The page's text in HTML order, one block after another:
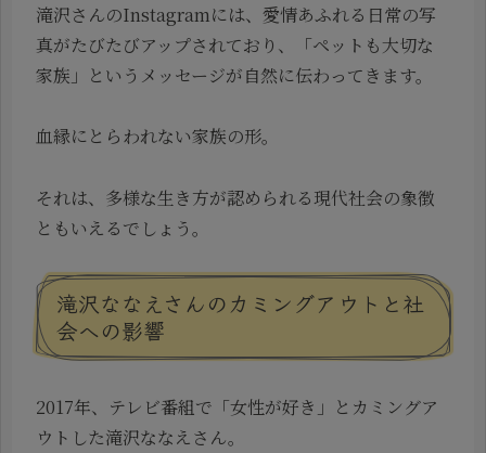
滝沢さんのInstagramには、愛情あふれる日常の写
真がたびたびアップされており、「ペットも大切な
家族」というメッセージが自然に伝わってきます。
血縁にとらわれない家族の形。
それは、多様な生き方が認められる現代社会の象徴
ともいえるでしょう。
滝沢ななえさんのカミングアウトと社
会への影響
2017年、テレビ番組で「女性が好き」とカミングア
ウトした滝沢ななえさん。